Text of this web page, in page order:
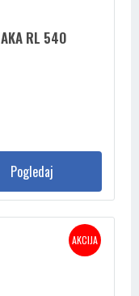
RL 540
Pogledaj
AKCIJA